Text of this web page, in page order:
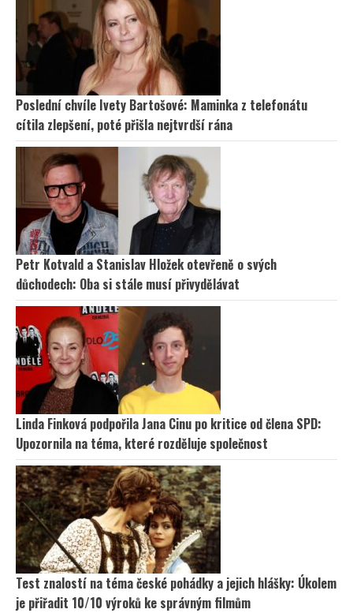
Poslední chvíle Ivety Bartošové: Maminka z telefonátu
cítila zlepšení, poté přišla nejtvrdší rána
Petr Kotvald a Stanislav Hložek otevřeně o svých
důchodech: Oba si stále musí přivydělávat
Linda Finková podpořila Jana Cinu po kritice od člena SPD:
Upozornila na téma, které rozděluje společnost
Test znalostí na téma české pohádky a jejich hlášky: Úkolem
je přiřadit 10/10 výroků ke správným filmům